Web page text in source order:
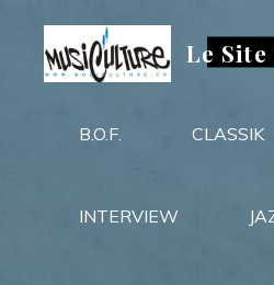
contenu
Le Site
B.O.F. CLASSIK
INTERVIEW